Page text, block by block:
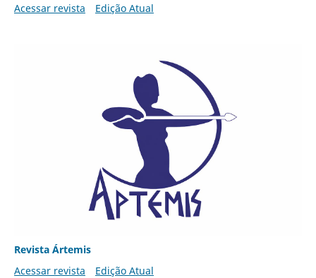
Acessar revista
Edição Atual
Revista Ártemis
Acessar revista
Edição Atual